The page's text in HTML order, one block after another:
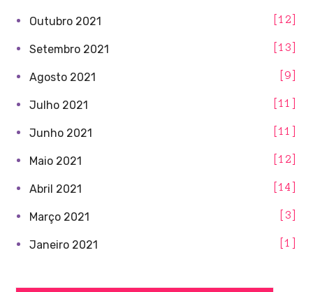
Outubro 2021 12
Setembro 2021 13
Agosto 2021 9
Julho 2021 11
Junho 2021 11
Maio 2021 12
Abril 2021 14
Março 2021 3
Janeiro 2021 1